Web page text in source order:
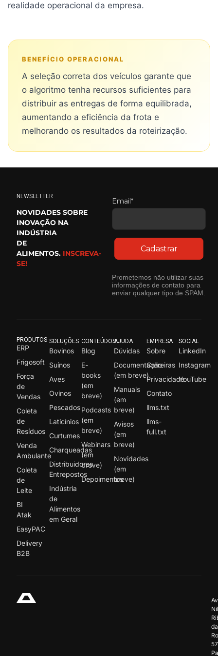
realidade operacional da empresa.
BENEFÍCIO OPERACIONAL
A seleção correta dos veículos garante que
o algoritmo tenha recursos suficientes para
distribuir as entregas de forma equilibrada,
aumentando a eficiência da frota e
melhorando os resultados da roteirização.
NEWSLETTER
NOVIDADES SOBRE
INOVAÇÃO NA
INDÚSTRIA
DE
ALIMENTOS. INSCREVA-
SE!
Email*
Cadastrar
Prometemos não utilizar suas
informações de contato para
enviar qualquer tipo de SPAM.
PRODUTOS
ERP
Frigosoft
Força
de
Vendas
Coleta
de
Resíduos
Venda
Ambulante
Coleta
de
Leite
BI
Atak
EasyPAC
Delivery
B2B
SOLUÇÕES
Bovinos
Suínos
Aves
Ovinos
Pescados
Laticínios
Curtumes
Charqueadas
Distribuidores
Entrepostos
Indústria
de
Alimentos
em Geral
CONTEÚDOS
Blog
E-
books
(em
breve)
Podcasts
(em
breve)
Webinars
(em
breve)
Depoimentos
AJUDA
Dúvidas
Documentação
(em breve)
Manuais
(em
breve)
Avisos
(em
breve)
Novidades
(em
breve)
EMPRESA
Sobre
Carreiras
Privacidade
Contato
llms.txt
llms-
full.txt
SOCIAL
LinkedIn
Instagram
YouTube
da